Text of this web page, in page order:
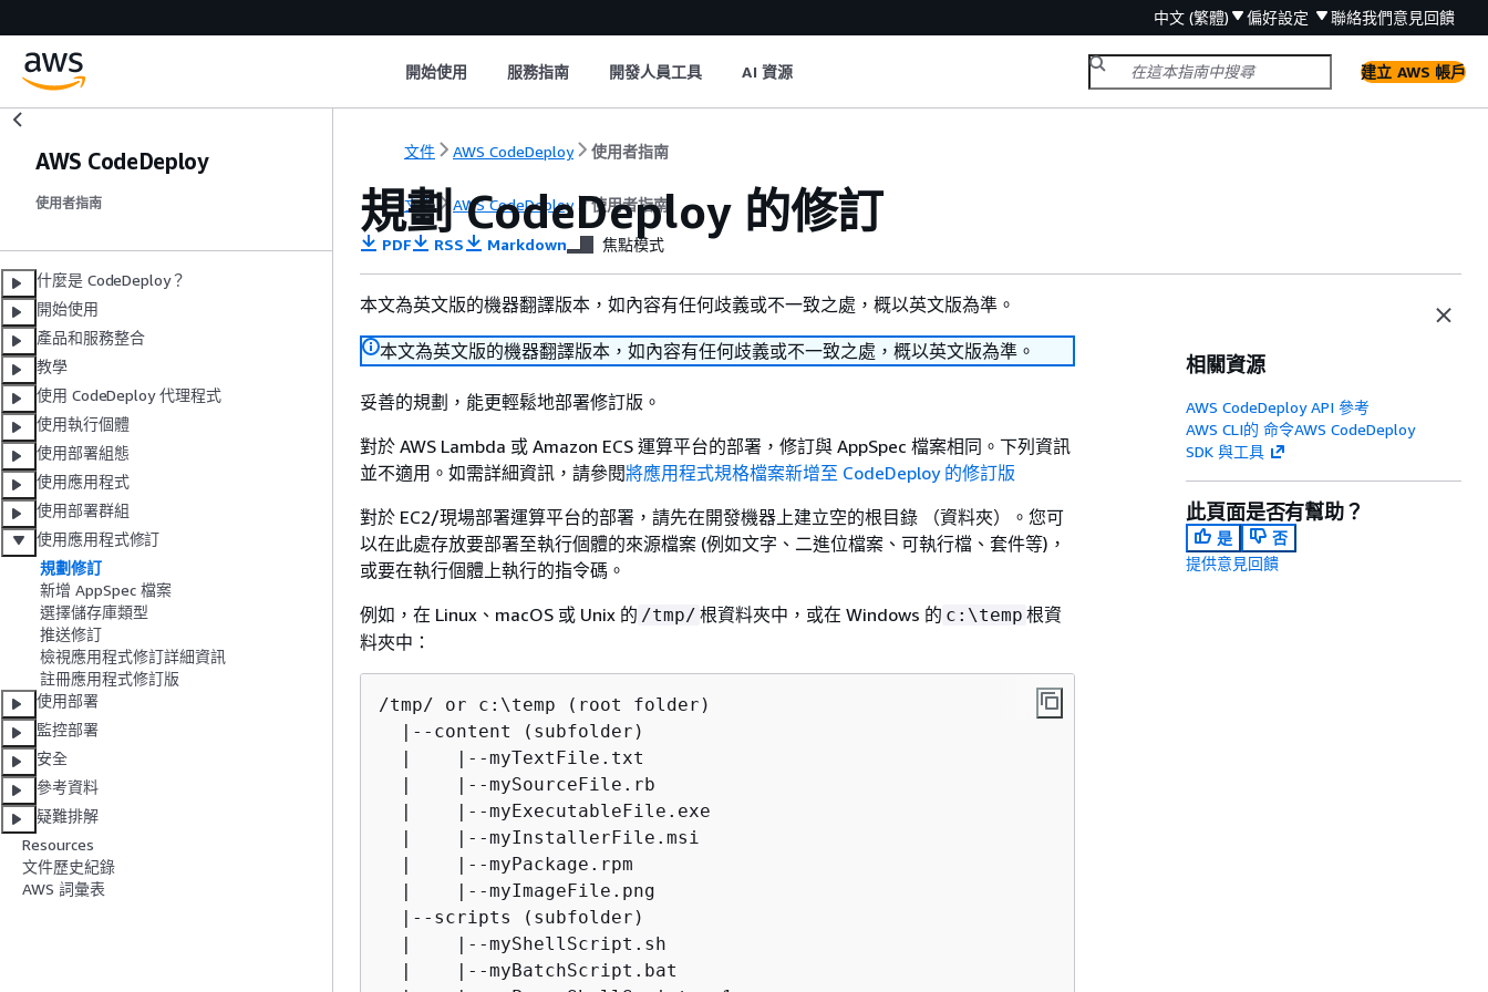
中文 (繁體) 偏好設定 聯絡我們意見回饋
開始使用 服務指南 開發人員工具 AI 資源 建立 AWS 帳戶
AWS CodeDeploy
使用者指南
什麼是 CodeDeploy？
開始使用
產品和服務整合
教學
使用 CodeDeploy 代理程式
使用執行個體
使用部署組態
使用應用程式
使用部署群組
使用應用程式修訂
規劃修訂
新增 AppSpec 檔案
選擇儲存庫類型
推送修訂
檢視應用程式修訂詳細資訊
註冊應用程式修訂版
使用部署
監控部署
安全
參考資料
疑難排解
Resources
文件歷史紀錄
AWS 詞彙表
文件 AWS CodeDeploy 使用者指南
文件 AWS CodeDeploy 使用者指南
規劃 CodeDeploy 的修訂
PDF RSS Markdown 焦點模式
本文為英文版的機器翻譯版本，如內容有任何歧義或不一致之處，概以英文版為準。
本文為英文版的機器翻譯版本，如內容有任何歧義或不一致之處，概以英文版為準。
妥善的規劃，能更輕鬆地部署修訂版。
對於 AWS Lambda 或 Amazon ECS 運算平台的部署，修訂與 AppSpec 檔案相同。下列資訊
並不適用。如需詳細資訊，請參閱將應用程式規格檔案新增至 CodeDeploy 的修訂版
對於 EC2/現場部署運算平台的部署，請先在開發機器上建立空的根目錄 （資料夾）。您可
以在此處存放要部署至執行個體的來源檔案 (例如文字、二進位檔案、可執行檔、套件等)，
或要在執行個體上執行的指令碼。
例如，在 Linux、macOS 或 Unix 的 /tmp/ 根資料夾中，或在 Windows 的 c:\temp 根資
料夾中：
/tmp/ or c:\temp (root folder)
  |--content (subfolder)
  |    |--myTextFile.txt
  |    |--mySourceFile.rb
  |    |--myExecutableFile.exe
  |    |--myInstallerFile.msi
  |    |--myPackage.rpm
  |    |--myImageFile.png
  |--scripts (subfolder)
  |    |--myShellScript.sh
  |    |--myBatchScript.bat
相關資源
AWS CodeDeploy API 參考
AWS CLI的 命令AWS CodeDeploy
SDK 與工具
此頁面是否有幫助？
是
否
提供意見回饋